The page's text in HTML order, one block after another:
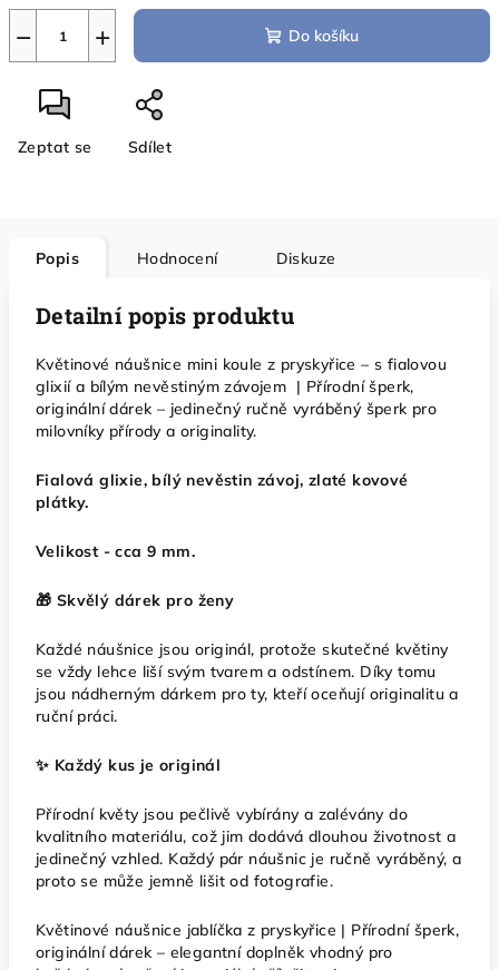
+
− Do košíku
Zeptat se Sdílet
Popis Hodnocení Diskuze
Detailní popis produktu
Květinové náušnice mini koule z pryskyřice – s fialovou
glixií a bílým nevěstiným závojem | Přírodní šperk,
originální dárek – jedinečný ručně vyráběný šperk pro
milovníky přírody a originality.
Fialová glixie, bílý nevěstin závoj, zlaté kovové
plátky.
Velikost - cca 9 mm.
🎁 Skvělý dárek pro ženy
Každé náušnice jsou originál, protože skutečné květiny
se vždy lehce liší svým tvarem a odstínem. Díky tomu
jsou nádherným dárkem pro ty, kteří oceňují originalitu a
ruční práci.
✨ Každý kus je originál
Přírodní květy jsou pečlivě vybírány a zalévány do
kvalitního materiálu, což jim dodává dlouhou životnost a
jedinečný vzhled. Každý pár náušnic je ručně vyráběný, a
proto se může jemně lišit od fotografie.
Květinové náušnice jablíčka z pryskyřice | Přírodní šperk,
originální dárek – elegantní doplněk vhodný pro